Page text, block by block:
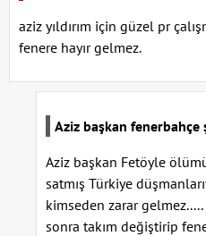
aziz yıldırım için güzel pr
fenere hayır gelmez.
Aziz başkan fenerbahçe
Aziz başkan Fetöyle
satmış Türkiye
kimseden zarar
sonra takım değiştirip